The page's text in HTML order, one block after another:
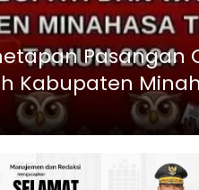
Pasangan
Kabupaten
2024